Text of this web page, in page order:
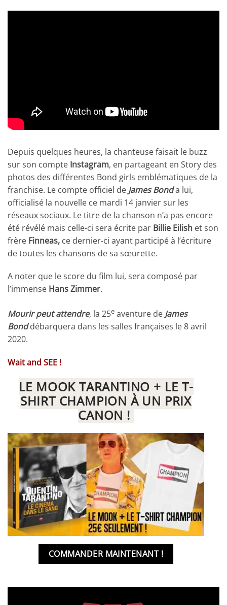
Depuis quelques heures, la chanteuse faisait le buzz
sur son compte Instagram, en partageant en Story des
photos des différentes Bond girls emblématiques de la
franchise. Le compte officiel de James Bonda lui,
officialisé la nouvelle ce mardi 14 janvier sur les
réseaux sociaux. Le titre de la chanson n’a pas encore
été révélé mais celle-ci sera écrite par Billie Eilish et son
frère Finneas, ce dernier-ci ayant participé à l’écriture
de toutes les chansons de sa sœurette.
A noter que le score du film lui, sera composé par
l’immense Hans Zimmer.
Mourir peut attendre, la 25e aventure de James
Bonddébarquera dans les salles françaises le 8 avril
2020.
Wait and SEE !
LE MOOK TARANTINO + LE T-
SHIRT CHAMPION À UN PRIX
CANON !
COMMANDER MAINTENANT !